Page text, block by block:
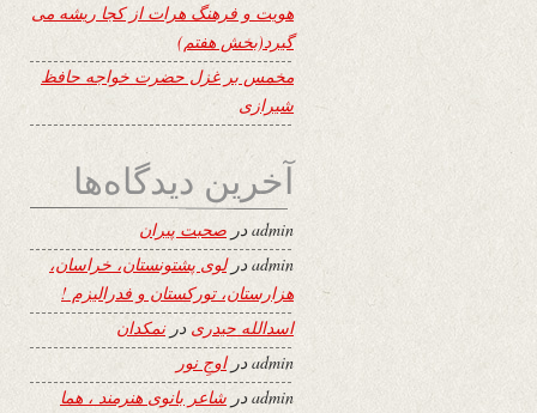
هویت و فرهنگ هرات از کجا ریشه می
گیرد(بخش هفتم)
مخمس بر غزل حضرت خواجه حافظ
شیرازی
آخرین دیدگاه‌ها
adminدر صحبت پیران
admin درلوی پشتونستان، خراسان،
هزارستان، تورکستان و فدرالیزم !
اسدالله حیدری درنمکدان
adminدراوجِ نور
adminدر شاعر بانوی هنرمند ، هما